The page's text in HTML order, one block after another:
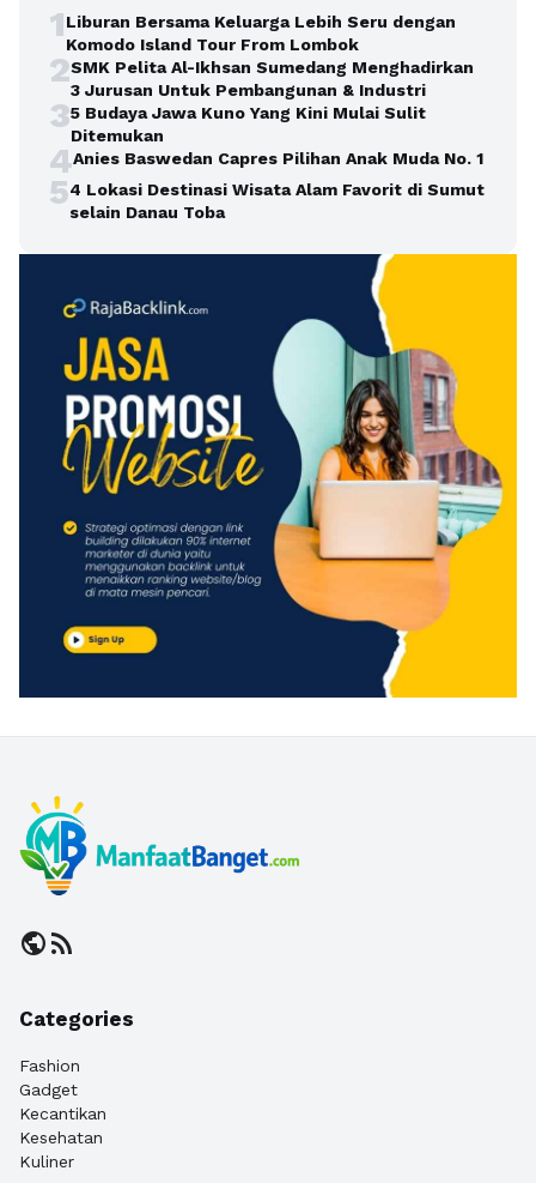
1Liburan Bersama Keluarga Lebih Seru dengan
Komodo Island Tour From Lombok
2SMK Pelita Al-Ikhsan Sumedang Menghadirkan
3 Jurusan Untuk Pembangunan & Industri
35 Budaya Jawa Kuno Yang Kini Mulai Sulit
Ditemukan
4Anies Baswedan Capres Pilihan Anak Muda No. 1
54 Lokasi Destinasi Wisata Alam Favorit di Sumut
selain Danau Toba
publicrss_feed
Categories
Fashion
Gadget
Kecantikan
Kesehatan
Kuliner